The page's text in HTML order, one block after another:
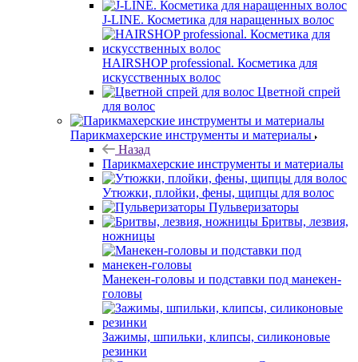
J-LINE. Косметика для наращенных волос
HAIRSHOP professional. Косметика для
искусственных волос
Цветной спрей
для волос
Парикмахерские инструменты и материалы
Назад
Парикмахерские инструменты и материалы
Утюжки, плойки, фены, щипцы для волос
Пульверизаторы
Бритвы, лезвия,
ножницы
Манекен-головы и подставки под манекен-
головы
Зажимы, шпильки, клипсы, силиконовые
резинки